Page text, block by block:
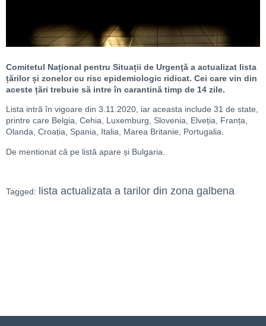
Comitetul Național pentru Situații de Urgenţă a actualizat lista
țărilorși zonelor cu risc epidemiologic ridicat. Cei care vin din
aceste țări trebuie să intre în carantină timp de 14 zile.
Lista intră în vigoare din 3.11.2020, iar aceasta include 31 de state,
printre care Belgia, Cehia, Luxemburg, Slovenia, Elveția, Franța,
Olanda, Croația, Spania, Italia, Marea Britanie, Portugalia.
De mentionat că pe listă apare și Bulgaria.
Tagged: lista actualizata a tarilor din zona galbena